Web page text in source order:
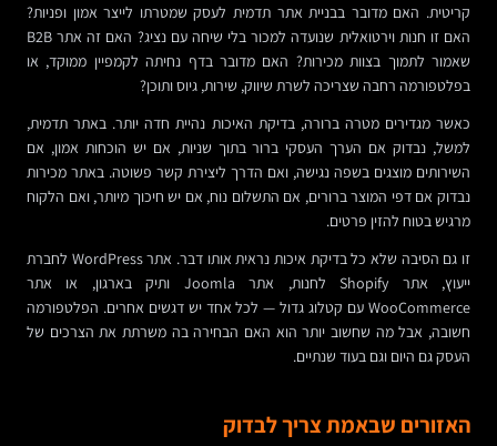
קריטית. האם מדובר בבניית אתר תדמית לעסק שמטרתו לייצר אמון ופניות?
האם זו חנות וירטואלית שנועדה למכור בלי שיחה עם נציג? האם זה אתר B2B
שאמור לתמוך בצוות מכירות? האם מדובר בדף נחיתה לקמפיין ממוקד, או
בפלטפורמה רחבה שצריכה לשרת שיווק, שירות, גיוס ותוכן?
כאשר מגדירים מטרה ברורה, בדיקת האיכות נהיית חדה יותר. באתר תדמית,
למשל, נבדוק אם הערך העסקי ברור בתוך שניות, אם יש הוכחות אמון, אם
השירותים מוצגים בשפה נגישה, ואם הדרך ליצירת קשר פשוטה. באתר מכירות
נבדוק אם דפי המוצר ברורים, אם התשלום נוח, אם יש חיכוך מיותר, ואם הלקוח
מרגיש בטוח להזין פרטים.
זו גם הסיבה שלא כל בדיקת איכות נראית אותו דבר. אתר WordPress לחברת
ייעוץ, אתר Shopify לחנות, אתר Joomla ותיק בארגון, או אתר
WooCommerce עם קטלוג גדול — לכל אחד יש דגשים אחרים. הפלטפורמה
חשובה, אבל מה שחשוב יותר הוא האם הבחירה בה משרתת את הצרכים של
העסק גם היום וגם בעוד שנתיים.
האזורים שבאמת צריך לבדוק